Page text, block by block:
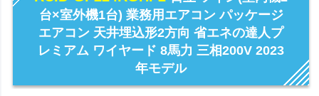
台×室外機1台) 業務用エアコン パッケージ
エアコン 天井埋込形2方向 省エネの達人プ
レミアム ワイヤード 8馬力 三相200V 2023
年モデル